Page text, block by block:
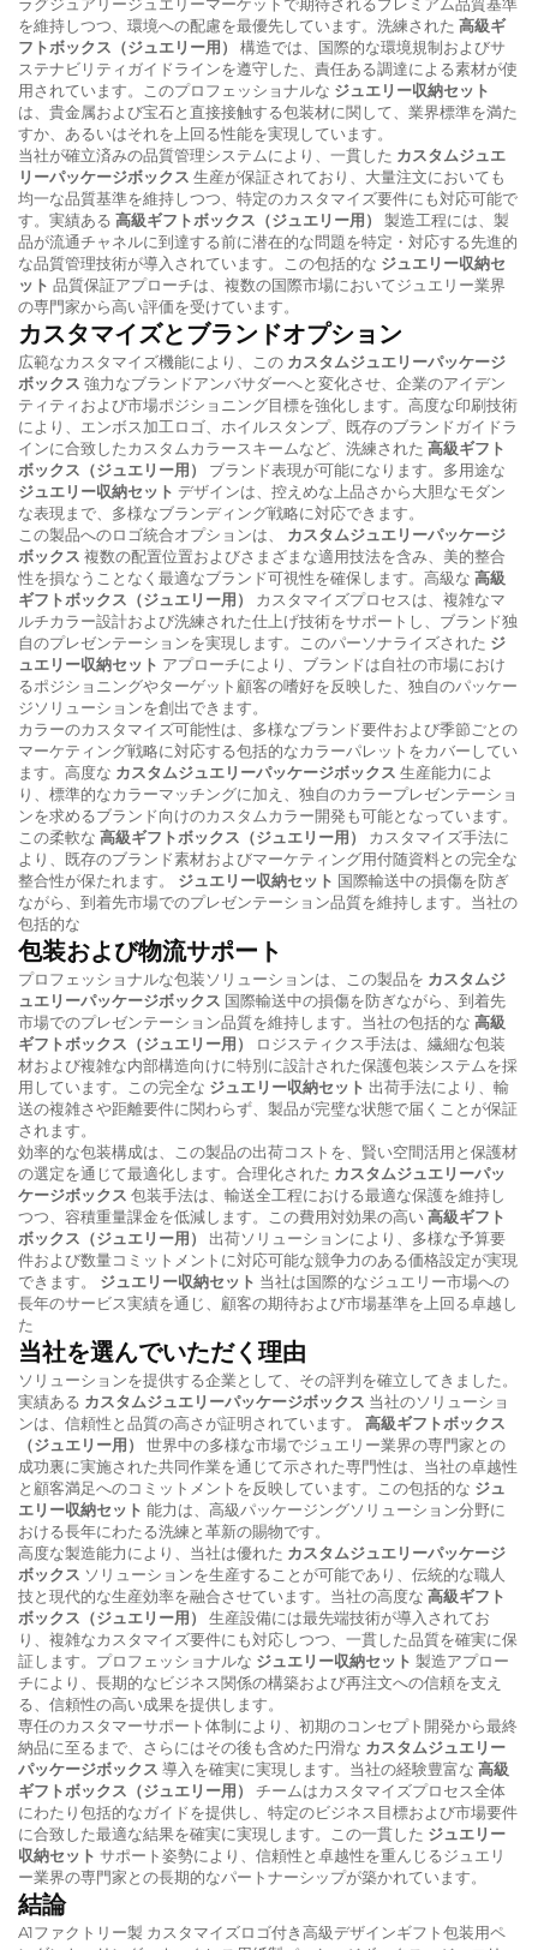
を維持しつつ、環境への配慮を最優先しています。洗練された 高級ギ
フトボックス（ジュエリー用） 構造では、国際的な環境規制およびサ
ステナビリティガイドラインを遵守した、責任ある調達による素材が使
用されています。このプロフェッショナルな ジュエリー収納セット
は、貴金属および宝石と直接接触する包装材に関して、業界標準を満た
すか、あるいはそれを上回る性能を実現しています。
当社が確立済みの品質管理システムにより、一貫した カスタムジュエ
リーパッケージボックス 生産が保証されており、大量注文においても
均一な品質基準を維持しつつ、特定のカスタマイズ要件にも対応可能で
す。実績ある 高級ギフトボックス（ジュエリー用） 製造工程には、製
品が流通チャネルに到達する前に潜在的な問題を特定・対応する先進的
な品質管理技術が導入されています。この包括的な ジュエリー収納セ
ット 品質保証アプローチは、複数の国際市場においてジュエリー業界
の専門家から高い評価を受けています。
カスタマイズとブランドオプション
広範なカスタマイズ機能により、この カスタムジュエリーパッケージ
ボックス 強力なブランドアンバサダーへと変化させ、企業のアイデン
ティティおよび市場ポジショニング目標を強化します。高度な印刷技術
により、エンボス加工ロゴ、ホイルスタンプ、既存のブランドガイドラ
インに合致したカスタムカラースキームなど、洗練された 高級ギフト
ボックス（ジュエリー用） ブランド表現が可能になります。多用途な
ジュエリー収納セット デザインは、控えめな上品さから大胆なモダン
な表現まで、多様なブランディング戦略に対応できます。
この製品へのロゴ統合オプションは、 カスタムジュエリーパッケージ
ボックス 複数の配置位置およびさまざまな適用技法を含み、美的整合
性を損なうことなく最適なブランド可視性を確保します。高級な 高級
ギフトボックス（ジュエリー用）
カスタマイズプロセスは、複雑なマ
ルチカラー設計および洗練された仕上げ技術をサポートし、ブランド独
自のプレゼンテーションを実現します。このパーソナライズされた ジ
ュエリー収納セット アプローチにより、ブランドは自社の市場におけ
るポジショニングやターゲット顧客の嗜好を反映した、独自のパッケー
ジソリューションを創出できます。
カラーのカスタマイズ可能性は、多様なブランド要件および季節ごとの
マーケティング戦略に対応する包括的なカラーパレットをカバーしてい
ます。高度な カスタムジュエリーパッケージボックス 生産能力によ
り、標準的なカラーマッチングに加え、独自のカラープレゼンテーショ
ンを求めるブランド向けのカスタムカラー開発も可能となっています。
この柔軟な 高級ギフトボックス（ジュエリー用）
カスタマイズ手法に
より、既存のブランド素材およびマーケティング用付随資料との完全な
整合性が保たれます。 ジュエリー収納セット 国際輸送中の損傷を防ぎ
ながら、到着先市場でのプレゼンテーション品質を維持します。当社の
包括的な
包装および物流サポート
プロフェッショナルな包装ソリューションは、この製品を カスタムジ
ュエリーパッケージボックス 国際輸送中の損傷を防ぎながら、到着先
市場でのプレゼンテーション品質を維持します。当社の包括的な 高級
ギフトボックス（ジュエリー用）
ロジスティクス手法は、繊細な包装
材および複雑な内部構造向けに特別に設計された保護包装システムを採
用しています。この完全な ジュエリー収納セット 出荷手法により、輸
送の複雑さや距離要件に関わらず、製品が完璧な状態で届くことが保証
されます。
効率的な包装構成は、この製品の出荷コストを、賢い空間活用と保護材
の選定を通じて最適化します。合理化された カスタムジュエリーパッ
ケージボックス 包装手法は、輸送全工程における最適な保護を維持し
つつ、容積重量課金を低減します。この費用対効果の高い高級ギフト
ボックス（ジュエリー用） 出荷ソリューションにより、多様な予算要
件および数量コミットメントに対応可能な競争力のある価格設定が実現
できます。 ジュエリー収納セット 当社は国際的なジュエリー市場への
長年のサービス実績を通じ、顧客の期待および市場基準を上回る卓越し
た
当社を選んでいただく理由
ソリューションを提供する企業として、その評判を確立してきました。
実績ある カスタムジュエリーパッケージボックス 当社のソリューショ
ンは、信頼性と品質の高さが証明されています。 高級ギフトボックス
（ジュエリー用） 世界中の多様な市場でジュエリー業界の専門家との
成功裏に実施された共同作業を通じて示された専門性は、当社の卓越性
と顧客満足へのコミットメントを反映しています。この包括的な ジュ
エリー収納セット 能力は、高級パッケージングソリューション分野に
おける長年にわたる洗練と革新の賜物です。
高度な製造能力により、当社は優れた カスタムジュエリーパッケージ
ボックス ソリューションを生産することが可能であり、伝統的な職人
技と現代的な生産効率を融合させています。当社の高度な 高級ギフト
ボックス（ジュエリー用） 生産設備には最先端技術が導入されてお
り、複雑なカスタマイズ要件にも対応しつつ、一貫した品質を確実に保
証します。プロフェッショナルな ジュエリー収納セット 製造アプロー
チにより、長期的なビジネス関係の構築および再注文への信頼を支え
る、信頼性の高い成果を提供します。
専任のカスタマーサポート体制により、初期のコンセプト開発から最終
納品に至るまで、さらにはその後も含めた円滑な カスタムジュエリー
パッケージボックス 導入を確実に実現します。当社の経験豊富な 高級
ギフトボックス（ジュエリー用） チームはカスタマイズプロセス全体
にわたり包括的なガイドを提供し、特定のビジネス目標および市場要件
に合致した最適な結果を確実に実現します。この一貫した ジュエリー
収納セット サポート姿勢により、信頼性と卓越性を重んじるジュエリ
ー業界の専門家との長期的なパートナーシップが築かれています。
結論
A1ファクトリー製 カスタマイズロゴ付き高級デザインギフト包装用ペ